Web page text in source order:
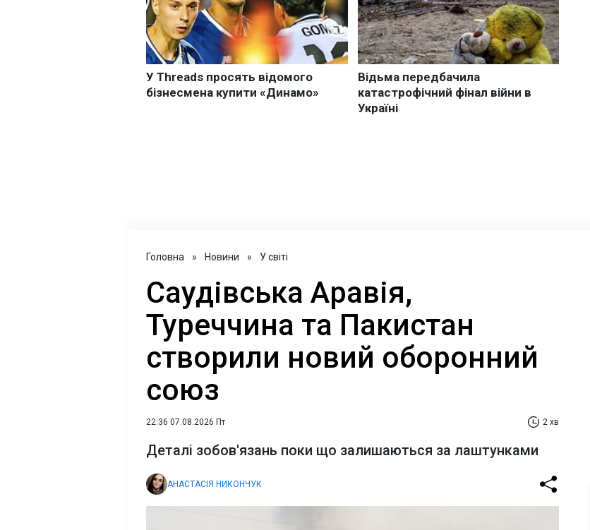
Головна » Новини » У світі
Саудівська Аравія,
Туреччина та Пакистан
створили новий оборонний
союз
22:36 07.08.2026 Пт 2 хв
Деталі зобов'язань поки що залишаються за лаштунками
АНАСТАСІЯ НИКОНЧУК